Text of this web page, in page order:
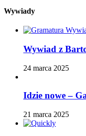
Wywiady
Wywiad z
24 marca 2025
Idzie nowe –
21 marca 2025